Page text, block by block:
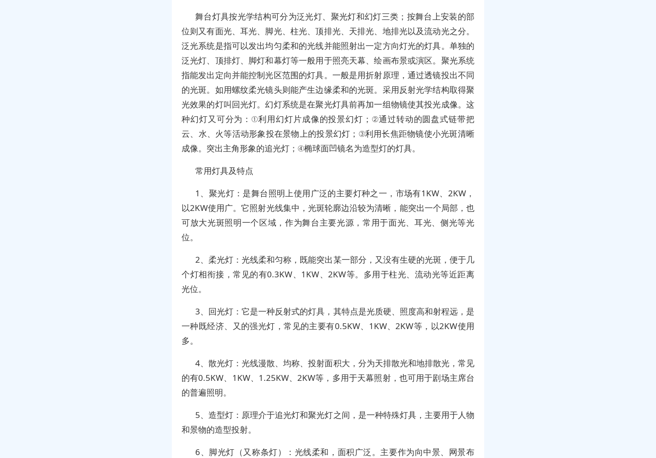
舞台灯具按光学结构可分为泛光灯、聚光灯和幻灯三类；按舞台上安装的部
位则又有面光、耳光、脚光、柱光、顶排光、天排光、地排光以及流动光之分。
泛光系统是指可以发出均匀柔和的光线并能照射出一定方向灯光的灯具。单独的
泛光灯、顶排灯、脚灯和幕灯等一般用于照亮天幕、绘画布景或演区。聚光系统
指能发出定向并能控制光区范围的灯具。一般是用折射原理，通过透镜投出不同
的光斑。如用螺纹柔光镜头则能产生边缘柔和的光斑。采用反射光学结构取得聚
光效果的灯叫回光灯。幻灯系统是在聚光灯具前再加一组物镜使其投光成像。这
种幻灯又可分为：①利用幻灯片成像的投景幻灯；②通过转动的圆盘式链带把
云、水、火等活动形象投在景物上的投景幻灯；③利用长焦距物镜使小光斑清晰
成像。突出主角形象的追光灯；④椭球面凹镜名为造型灯的灯具。
常用灯具及特点
1、聚光灯：是舞台照明上使用广泛的主要灯种之一，市场有1KW、2KW，
以2KW使用广。它照射光线集中，光斑轮廓边沿较为清晰，能突出一个局部，也
可放大光斑照明一个区域，作为舞台主要光源，常用于面光、耳光、侧光等光
位。
2、柔光灯：光线柔和匀称，既能突出某一部分，又没有生硬的光斑，便于几
个灯相衔接，常见的有0.3KW、1KW、2KW等。多用于柱光、流动光等近距离
光位。
3、回光灯：它是一种反射式的灯具，其特点是光质硬、照度高和射程远，是
一种既经济、又的强光灯，常见的主要有0.5KW、1KW、2KW等，以2KW使用
多。
4、散光灯：光线漫散、均称、投射面积大，分为天排散光和地排散光，常见
的有0.5KW、1KW、1.25KW、2KW等，多用于天幕照射，也可用于剧场主席台
的普遍照明。
5、造型灯：原理介于追光灯和聚光灯之间，是一种特殊灯具，主要用于人物
和景物的造型投射。
6、脚光灯（又称条灯）：光线柔和，面积广泛。主要作为向中景、网景布